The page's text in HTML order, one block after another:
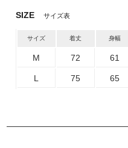
SIZE サイズ表
サイズ 着丈 身幅
M 72 61
L 75 65